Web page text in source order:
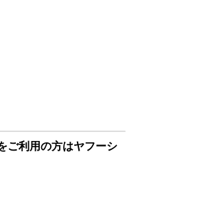
ご利用の方はヤフーシ